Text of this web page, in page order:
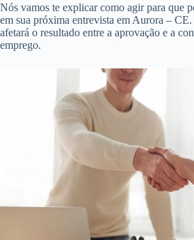
Nós vamos te explicar como agir para que
em sua próxima entrevista em Aurora –
afetará o resultado entre a aprovação e a
emprego.